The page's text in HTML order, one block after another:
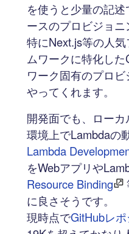
を使うと少量の記
ースのプロビジョニ
特にNext.js等の人
ムワークに特化し
ワーク固有のプロ
やってくれます。
開発面でも、ロー
環境上でLambdaの
Lambda
をWebアプリや
Resource Binding
に良さそうです。
現時点でGitHubレポ